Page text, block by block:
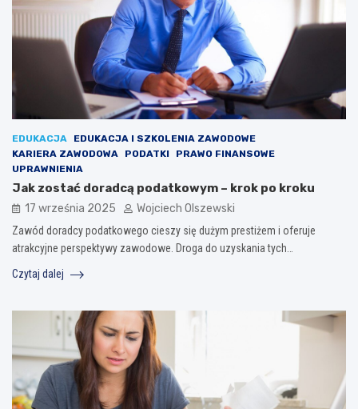
EDUKACJA
EDUKACJA I SZKOLENIA ZAWODOWE
KARIERA ZAWODOWA
PODATKI
PRAWO FINANSOWE
UPRAWNIENIA
Jak zostać doradcą podatkowym – krok po kroku
17 września 2025 Wojciech Olszewski
Zawód doradcy podatkowego cieszy się dużym prestiżem i oferuje
atrakcyjne perspektywy zawodowe. Droga do uzyskania tych…
Czytaj dalej